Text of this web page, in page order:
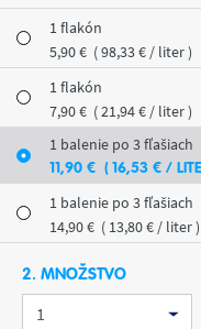
1 flakón
5,90€ ( 98,33€ / liter )
1 flakón
7,90€ ( 21,94€ / liter )
1 balenie po 3 fľašiach
11,90 € ( 16,53 € /
1 balenie po 3 fľašiach
14,90€ ( 13,80€ / liter )
2. MNOŽSTVO